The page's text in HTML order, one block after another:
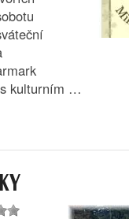
kulturním …